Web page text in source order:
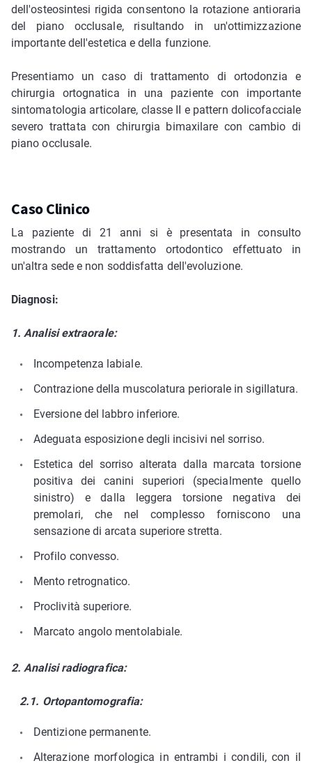
dell'osteosintesi rigida consentono la rotazione antioraria
del piano occlusale, risultando in un'ottimizzazione
importante dell'estetica e della funzione.
Presentiamo un caso di trattamento di ortodonzia e
chirurgia ortognatica in una paziente con importante
sintomatologia articolare, classe II e pattern dolicofacciale
severo trattata con chirurgia bimaxilare con cambio di
piano occlusale.
Caso Clinico
La paziente di 21 anni si è presentata in consulto
mostrando un trattamento ortodontico effettuato in
un'altra sede e non soddisfatta dell'evoluzione.
Diagnosi:
1. Analisi extraorale:
Incompetenza labiale.
Contrazione della muscolatura periorale in sigillatura.
Eversione del labbro inferiore.
Adeguata esposizione degli incisivi nel sorriso.
Estetica del sorriso alterata dalla marcata torsione
positiva dei canini superiori (specialmente quello
sinistro) e dalla leggera torsione negativa dei
premolari, che nel complesso forniscono una
sensazione di arcata superiore stretta.
Profilo convesso.
Mento retrognatico.
Proclività superiore.
Marcato angolo mentolabiale.
2. Analisi radiografica:
2.1. Ortopantomografia:
Dentizione permanente.
Alterazione morfologica in entrambi i condili, con il